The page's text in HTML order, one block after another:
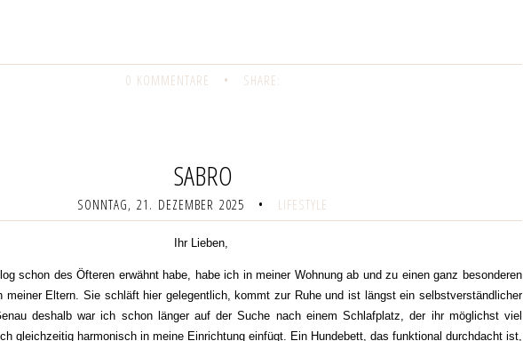
0 KOMMENTARE • SHARE:
SABRO
SONNTAG, 21. DEZEMBER 2025 • LIFESTYLE
Ihr Lieben,
schon des Öfteren erwähnt habe, habe ich in meiner Wohnung ab und zu einen ganz besonderen
meiner Eltern. Sie schläft hier gelegentlich, kommt zur Ruhe und ist längst ein selbstverständlicher
deshalb war ich schon länger auf der Suche nach einem Schlafplatz, der ihr möglichst viel
gleichzeitig harmonisch in meine Einrichtung einfügt. Ein Hundebett, das funktional durchdacht ist,